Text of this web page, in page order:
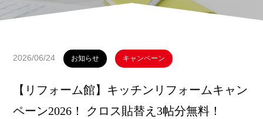
2026/06/24 お知らせ キャンペーン
【リフォーム館】キッチンリフォームキャン
ペーン2026！ クロス貼替え3帖分無料！